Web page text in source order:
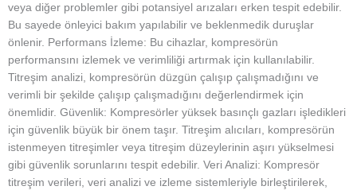
veya diğer problemler gibi potansiyel arızaları erken tespit edebilir.
Bu sayede önleyici bakım yapılabilir ve beklenmedik duruşlar
önlenir. Performans İzleme: Bu cihazlar, kompresörün
performansını izlemek ve verimliliği artırmak için kullanılabilir.
Titreşim analizi, kompresörün düzgün çalışıp çalışmadığını ve
verimli bir şekilde çalışıp çalışmadığını değerlendirmek için
önemlidir. Güvenlik: Kompresörler yüksek basınçlı gazları işledikleri
için güvenlik büyük bir önem taşır. Titreşim alıcıları, kompresörün
istenmeyen titreşimler veya titreşim düzeylerinin aşırı yükselmesi
gibi güvenlik sorunlarını tespit edebilir. Veri Analizi: Kompresör
titreşim verileri, veri analizi ve izleme sistemleriyle birleştirilerek,